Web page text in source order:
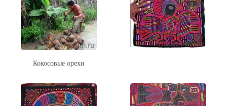
Кокосовые орехи